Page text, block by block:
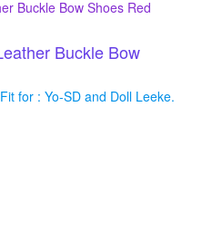
Buckle Bow
for : Yo-SD and Doll Leeke.